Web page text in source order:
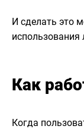
И сделать это
Как
Когда